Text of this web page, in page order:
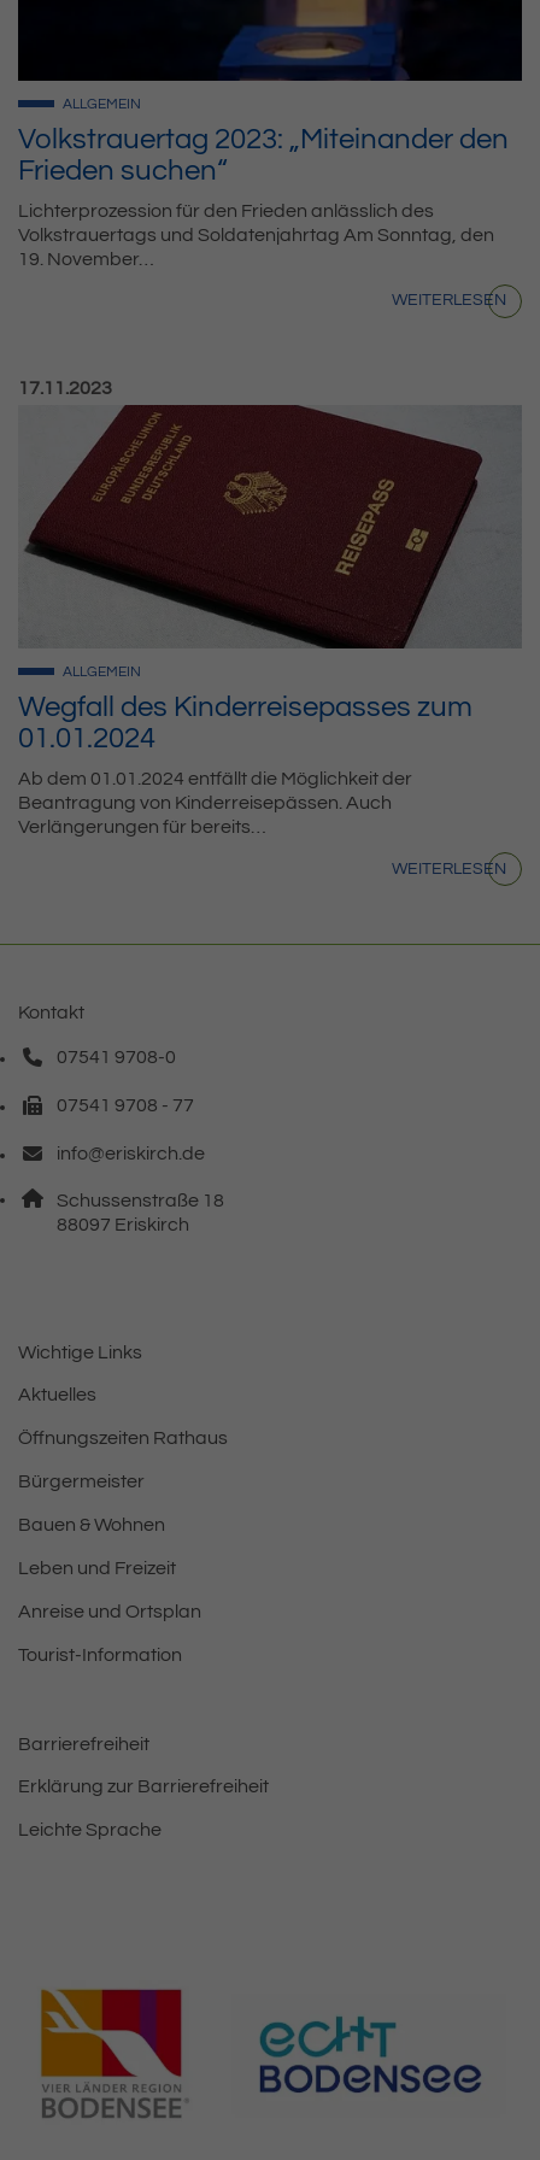
Volkstrauertag 2023: „Miteinander den
Frieden suchen“
ALLGEMEIN
Lichterprozession für den Frieden anlässlich des
Volkstrauertags und Soldatenjahrtag Am Sonntag, den
19. November…
WEITERLESEN
Veröffentlicht am:
17.11.2023
Wegfall des Kinderreisepasses zum
01.01.2024
ALLGEMEIN
Ab dem 01.01.2024 entfällt die Möglichkeit der
Beantragung von Kinderreisepässen. Auch
Verlängerungen für bereits…
WEITERLESEN
Kontakt
07541 9708-0
Telefonnummer: 0 7 5 4 1 9 7 0 8 0
07541 9708 - 77
Faxnummer: 0 7 5 4 1 9 7 0 8 7 7
info@eriskirch.de
E-Mail Adresse: info@eriskirch.de
Adresse:
Schussenstraße 18
88097 , 8 8 0 9 7
Eriskirch
Wichtige Links
Aktuelles
Öffnungszeiten Rathaus
Bürgermeister
Bauen & Wohnen
Leben und Freizeit
Anreise und Ortsplan
Tourist-Information
Barrierefreiheit
Erklärung zur Barrierefreiheit
Leichte Sprache